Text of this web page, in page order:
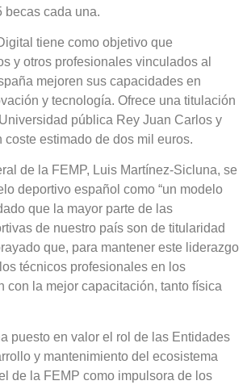
becas cada una.
tiene como objetivo que
y otros profesionales vinculados al
mejoren sus capacidades en
y tecnología. Ofrece una titulación
pública Rey Juan Carlos y
coste estimado de dos mil euros.
de la FEMP, Luis Martínez-Sicluna, se
deportivo español como “un modelo
que la mayor parte de las
de nuestro país son de titularidad
que, para mantener este liderazgo
técnicos profesionales en los
con la mejor capacitación, tanto física
puesto en valor el rol de las Entidades
y mantenimiento del ecosistema
de la FEMP como impulsora de los